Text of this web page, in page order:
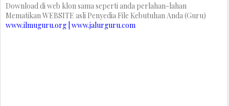
Download di web klon sama seperti anda perlahan-lahan
Mematikan WEBSITE asli Penyedia File Kebutuhan Anda (Guru)
www.ilmuguru.org | www.jalurguru.com